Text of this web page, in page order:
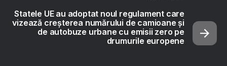
Statele UE au adoptat noul regulament care
vizează creșterea numărului de camioane și
de autobuze urbane cu emisii zero pe
drumurile europene